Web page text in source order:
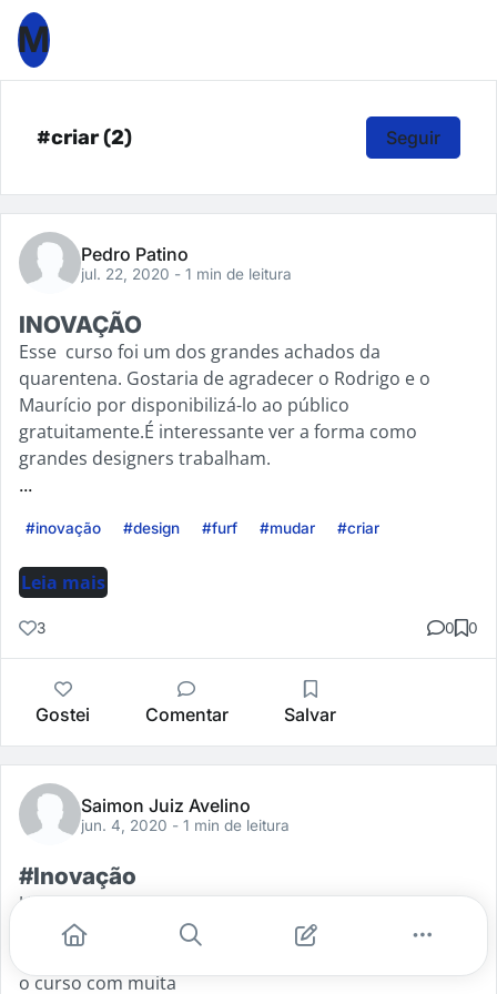
M
#criar (2) Seguir
Pedro Patino
jul. 22, 2020 - 1 min de leitura
INOVAÇÃO
Esse curso foi um dos grandes achados da
quarentena. Gostaria de agradecer o Rodrigo e o
Maurício por disponibilizá-lo ao público
gratuitamente.É interessante ver a forma como
grandes designers trabalham.
...
#inovação #design #furf #mudar #criar
Leia mais
3 0 0
Gostei Comentar Salvar
Saimon Juiz Avelino
jun. 4, 2020 - 1 min de leitura
#Inovação
Um curso fantástico, a cada passo da jornada ideias
vão surgindo e outras que estavam paradas há algum
o curso com muita